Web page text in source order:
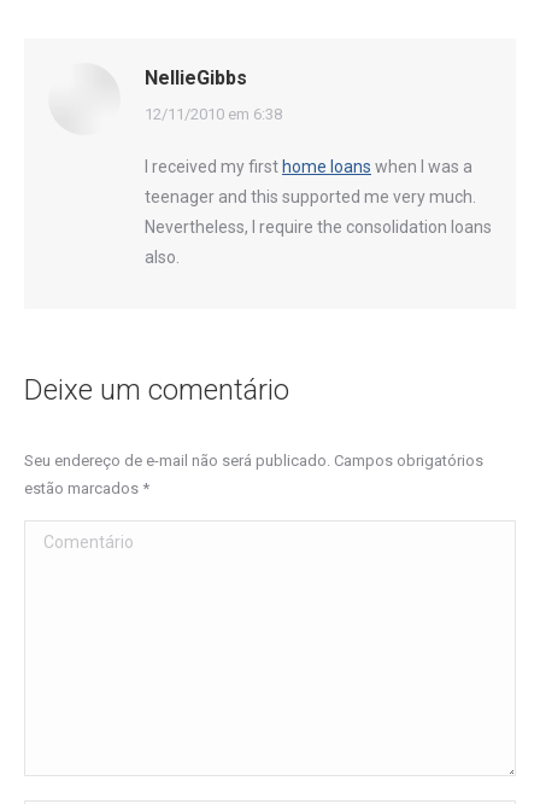
NellieGibbs
disse:
12/11/2010 em 6:38
I received my first home loans when I was a
teenager and this supported me very much.
Nevertheless, I require the consolidation loans
also.
Deixe um comentário
Seu endereço de e-mail não será publicado. Campos obrigatórios
estão marcados *
Comentário